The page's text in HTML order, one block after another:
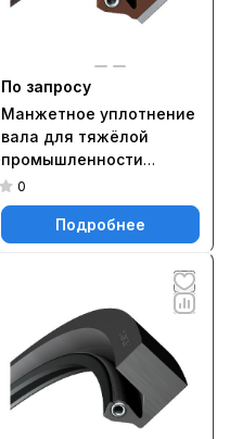
По запросу
Манжетное уплотнение
вала для тяжёлой
промышленности
2700583
0
Подробнее